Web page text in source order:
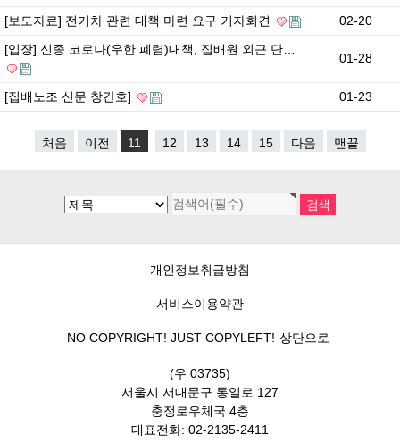
[보도자료] 전기차 관련 대책 마련 요구 기자회견
02-20
[입장] 신종 코로나(우한 폐렴)대책, 집배원 외근 단…
01-28
[집배노조 신문 창간호] 01-23
처음 이전 11 12 13 14 15 다음 맨끝
개인정보취급방침
서비스이용약관
NO COPYRIGHT! JUST COPYLEFT! 상단으로
(우 03735)
서울시 서대문구 통일로 127
충정로우체국 4층
대표전화: 02-2135-2411